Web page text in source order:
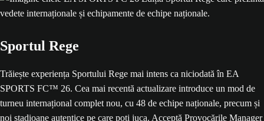
Sportul Rege
Trăiește experiența Sportului Rege mai intens ca niciodată în EA
SPORTS FC™ 26. Cea mai recentă actualizare introduce un mod de
turneu internațional complet nou, cu 48 de echipe naționale, precum și
noi stadioane autentice pe care poți juca. Acceptă Provocările Manager